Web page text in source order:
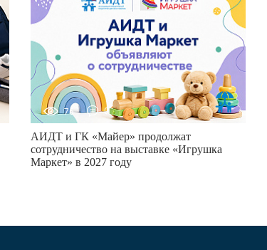
76 0
АИДТ и ГК «Майер» продолжат
сотрудничество на выставке «Игрушка
Маркет» в 2027 году